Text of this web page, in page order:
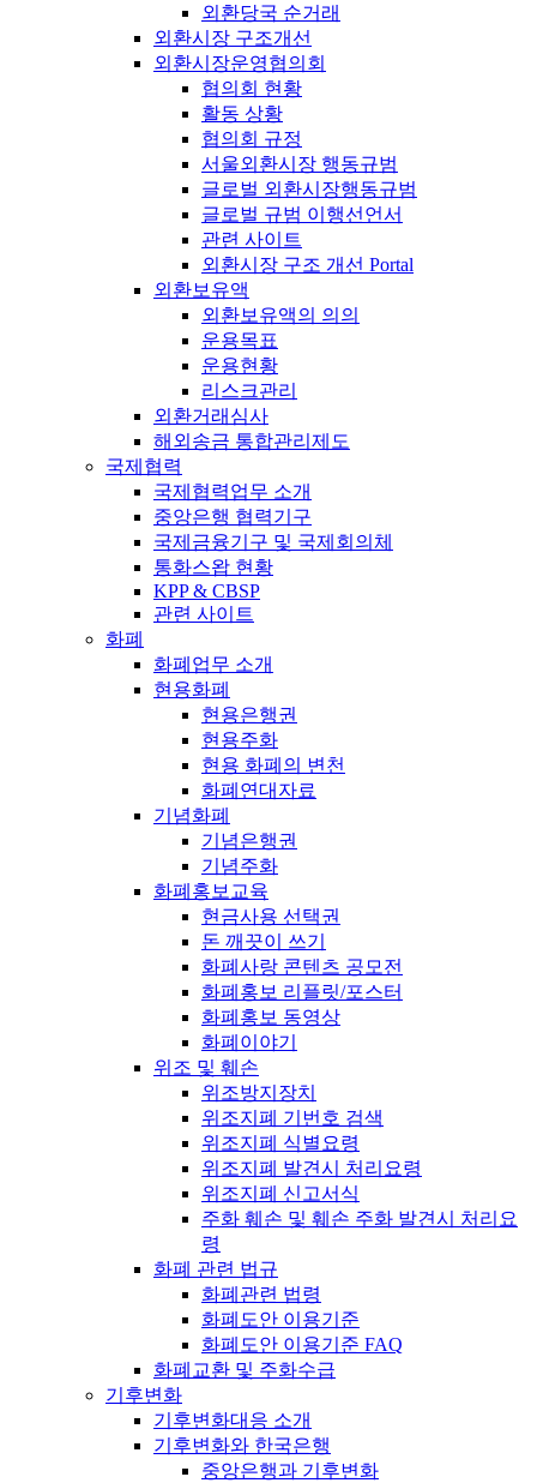
외환당국 순거래
외환시장 구조개선
외환시장운영협의회
협의회 현황
활동 상황
협의회 규정
서울외환시장 행동규범
글로벌 외환시장행동규범
글로벌 규범 이행선언서
관련 사이트
외환시장 구조 개선 Portal
외환보유액
외환보유액의 의의
운용목표
운용현황
리스크관리
외환거래심사
해외송금 통합관리제도
국제협력
국제협력업무 소개
중앙은행 협력기구
국제금융기구 및 국제회의체
통화스왑 현황
KPP & CBSP
관련 사이트
화폐
화폐업무 소개
현용화폐
현용은행권
현용주화
현용 화폐의 변천
화폐연대자료
기념화폐
기념은행권
기념주화
화폐홍보교육
현금사용 선택권
돈 깨끗이 쓰기
화폐사랑 콘텐츠 공모전
화폐홍보 리플릿/포스터
화폐홍보 동영상
화폐이야기
위조 및 훼손
위조방지장치
위조지폐 기번호 검색
위조지폐 식별요령
위조지폐 발견시 처리요령
위조지폐 신고서식
주화 훼손 및 훼손 주화 발견시 처리요
령
화폐 관련 법규
화폐관련 법령
화폐도안 이용기준
화폐도안 이용기준 FAQ
화폐교환 및 주화수급
기후변화
기후변화대응 소개
기후변화와 한국은행
중앙은행과 기후변화